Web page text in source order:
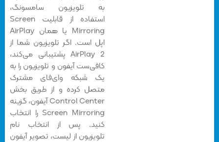
به تلويزيون سامسونگ،
استفاده از قابلیت Screen
Mirroring یا همان AirPlay
اپل است. اگر تلویزیون شما از
AirPlay 2 پشتیبانی می‌کند،
کافی‌ست آیفون و تلویزیون را به
یک شبکه وای‌فای مشترک
متصل کرده و از طریق بخش
Control Center آیفون، گزینه
Screen Mirroring را انتخاب
کنید. پس از انتخاب نام
تلویزیون از لیست، تصویر آیفون